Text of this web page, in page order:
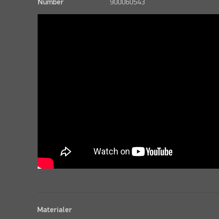
Number 900060543
Materialer